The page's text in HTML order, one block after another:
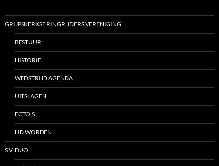
GRIJPSKERKSE RINGRIJDERS VERENIGING
BESTUUR
HISTORIE
WEDSTRIJD AGENDA
UITSLAGEN
FOTO’S
LID WORDEN
S.V. DUO